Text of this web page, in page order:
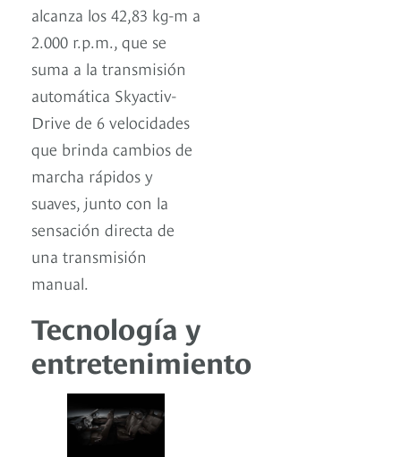
alcanza los 42,83 kg-m a
2.000 r.p.m., que se
suma a la transmisión
automática Skyactiv-
Drive de 6 velocidades
que brinda cambios de
marcha rápidos y
suaves, junto con la
sensación directa de
una transmisión
manual.
Tecnología y
entretenimiento